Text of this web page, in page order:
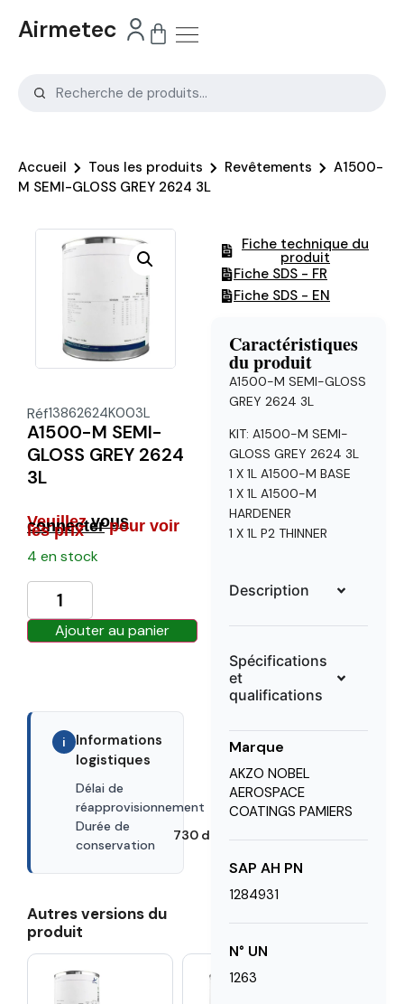
Airmetec
Accueil Tous les produits Revêtements
A1500-
M SEMI-GLOSS GREY 2624 3L
Réf13862624K003L
A1500-M SEMI-
GLOSS GREY 2624
3L
Veuillezvous
connecterpour voir
les prix
4 en stock
Ajouter au panier
i
Informations
logistiques
Délai de
réapprovisionnement
30 days
Durée de
conservation
730 days
Autres versions du
produit
Fiche technique du
produit
Fiche SDS - FR
Fiche SDS - EN
Caractéristiques
du produit
A1500-M SEMI-GLOSS
GREY 2624 3L
KIT: A1500-M SEMI-
GLOSS GREY 2624 3L
1 X 1L A1500-M BASE
1 X 1L A1500-M
HARDENER
1 X 1L P2 THINNER
Description
Spécifications
et
qualifications
Marque
AKZO NOBEL
AEROSPACE
COATINGS PAMIERS
SAP AH PN
1284931
N° UN
1263